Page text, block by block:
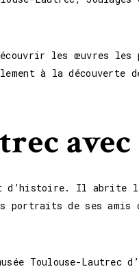
les œuvres les
à la
d’histoire. Il abrite
portraits de ses amis
Toulouse-Lautrec